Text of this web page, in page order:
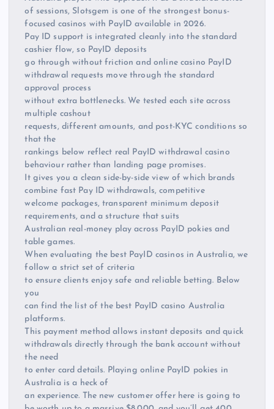
of sessions, Slotsgem is one of the strongest bonus-
focused casinos with PayID available in 2026.
Pay ID support is integrated cleanly into the standard
cashier flow, so PayID deposits
go through without friction and online casino PayID
withdrawal requests move through the standard
approval process
without extra bottlenecks. We tested each site across
multiple cashout
requests, different amounts, and post-KYC conditions so
that the
rankings below reflect real PayID withdrawal casino
behaviour rather than landing page promises.
It gives you a clean side-by-side view of which brands
combine fast Pay ID withdrawals, competitive
welcome packages, transparent minimum deposit
requirements, and a structure that suits
Australian real-money play across PayID pokies and
table games.
When evaluating the best PayID casinos in Australia, we
follow a strict set of criteria
to ensure clients enjoy safe and reliable betting. Below
you
can find the list of the best PayID casino Australia
platforms.
This payment method allows instant deposits and quick
withdrawals directly through the bank account without
the need
to enter card details. Playing online PayID pokies in
Australia is a heck of
an experience. The new customer offer here is going to